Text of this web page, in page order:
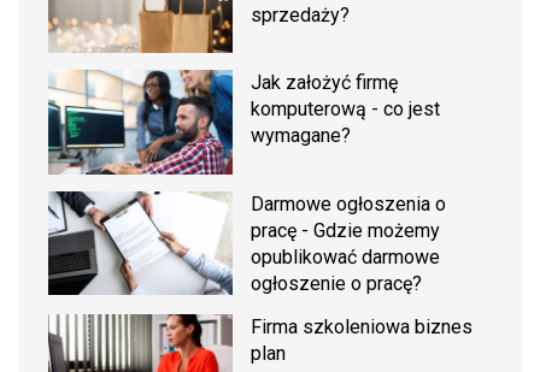
sprzedaży?
Jak założyć firmę
komputerową - co jest
wymagane?
Darmowe ogłoszenia o
pracę - Gdzie możemy
opublikować darmowe
ogłoszenie o pracę?
Firma szkoleniowa biznes
plan